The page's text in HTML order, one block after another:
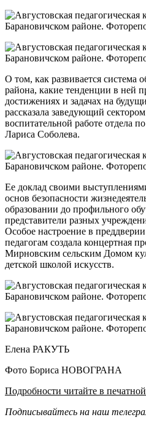
О том, как развивается система
района, какие тенденции в ней
достижениях и задачах на
рассказала заведующий
воспитательной работе отдела
Лариса Соболева.
Ее доклад своими
основ безопасности
образовании до профильного
представители разных
Особое настроение в
педагогам создала концертная
Мирновским сельским Домом
детской школой искусств.
Елена РАКУТЬ
Фото Бориса НОВОГРАНА
Подробности читайте в
Подписывайтесь на наш